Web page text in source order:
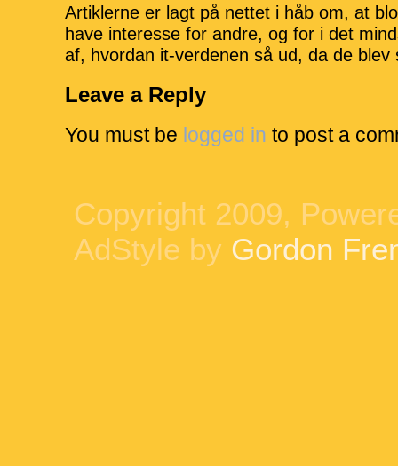
Artiklerne er lagt på nettet i håb om, at
have interesse for andre, og for i det
af, hvordan it-verdenen så ud, da de blev
Leave a Reply
You must be logged in to post a
Copyright 2009,
AdStyle by Gordon